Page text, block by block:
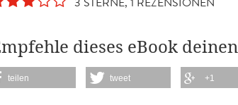
dieses eBook
teilen tweet +1